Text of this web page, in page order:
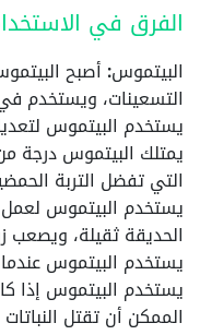
الفرق في
البيتموس: أصبح
التسعينات، ويستخدم
يستخدم البيتموس
يمتلك البيتموس درجة
التي تفضل التربة
يستخدم البيتموس لعمل
الحديقة ثقيلة، ويصعب
يستخدم البيتموس
يستخدم البيتموس إذا
الممكن أن تقتل